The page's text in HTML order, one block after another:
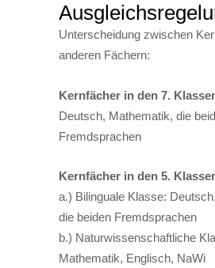
Unterscheidung zwischen
anderen Fächern:
Kernfächer in den 7.
Deutsch, Mathematik, die
Fremdsprachen
Kernfächer in den 5.
a.) Bilinguale Klasse:
die beiden Fremdsprachen
b.) Naturwissenschaftliche
Mathematik, Englisch, NaWi